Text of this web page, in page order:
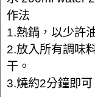
作法
1.熱鍋，以少許
2.放入所有調味
干。
3.燒約2分鐘即可